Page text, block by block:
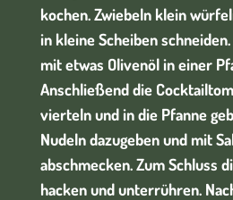
kochen. Zwiebeln klein
in kleine Scheiben
mit etwas Olivenöl in einer
Anschließend die
vierteln und in die Pfanne
Nudeln dazugeben und mit
abschmecken. Zum Schluss
hacken und unterrühren.